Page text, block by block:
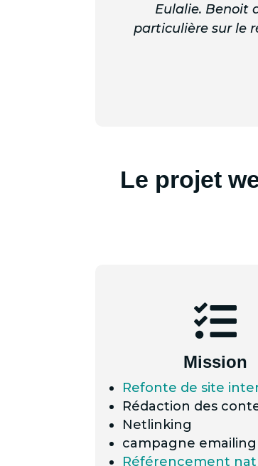
Eulalie. Benoit
particulière sur le
Le projet

Mission
Refonte de site
Rédaction des
Netlinking
campagne emailing
Référencement